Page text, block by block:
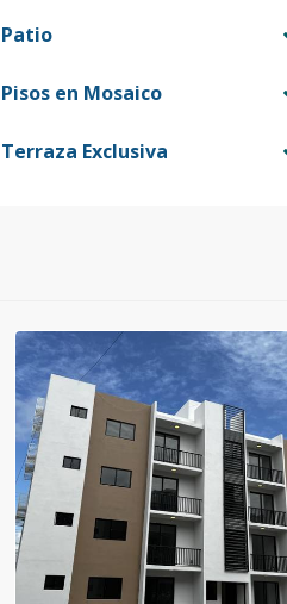
Patio
Pisos en Mosaico
Terraza Exclusiva